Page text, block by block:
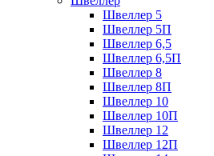
Швеллер 5
Швеллер 5П
Швеллер 6,5
Швеллер 6,5П
Швеллер 8
Швеллер 8П
Швеллер 10
Швеллер 10П
Швеллер 12
Швеллер 12П